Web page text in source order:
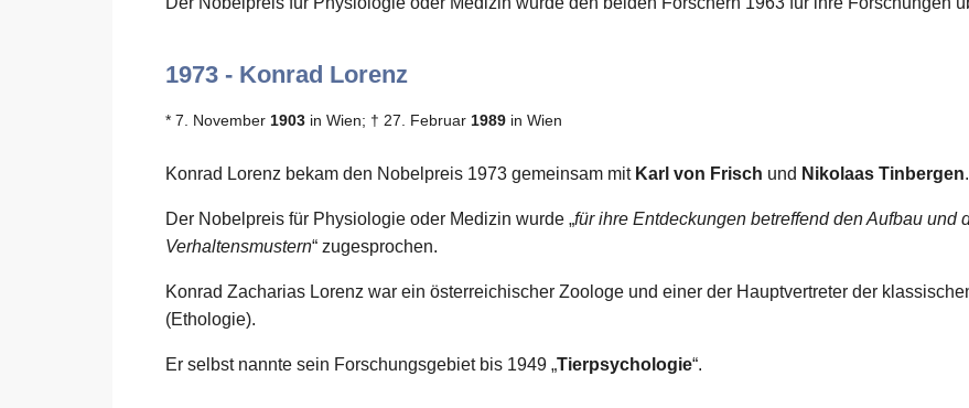
1973 - Konrad Lorenz
* 7. November 1903 in Wien; † 27. Februar 1989 in Wien
Konrad Lorenz bekam den Nobelpreis 1973 gemeinsam mit Karl von Frisch und Nikolaas Tinbergen.
Der Nobelpreis für Physiologie oder Medizin wurde „für ihre Entdeckungen betreffend den Aufbau
Verhaltensmustern“ zugesprochen.
Konrad Zacharias Lorenz war ein österreichischer Zoologe und einer der Hauptvertreter der
(Ethologie).
Er selbst nannte sein Forschungsgebiet bis 1949 „Tierpsychologie“.